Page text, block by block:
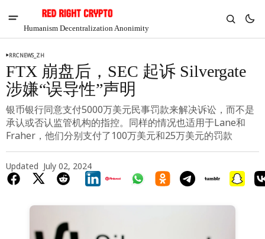
Humanism Decentralization Anonimity
$1.35
RRCNEWS_ZH
FTX 崩盘后，SEC 起诉 Silvergate
涉嫌“误导性”声明
银币银行同意支付5000万美元民事罚款来解决诉讼，而不是
承认或否认监管机构的指控。同样的情况也适用于Lane和
Fraher，他们分别支付了100万美元和25万美元的罚款
Updated July 02, 2024